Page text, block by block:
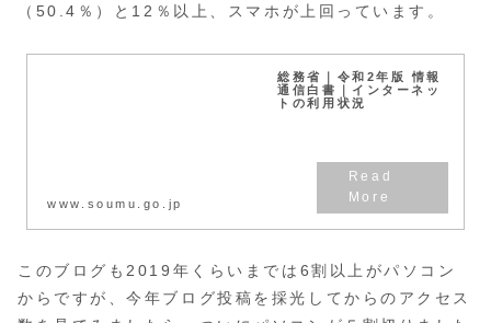
（50.4％）と12％以上、スマホが上回っています。
総務省｜令和2年版 情報
通信白書｜インターネッ
トの利用状況
www.soumu.go.jp
このブログも2019年くらいまでは6割以上がパソコン
からですが、今年ブログ投稿を採光してからのアクセス